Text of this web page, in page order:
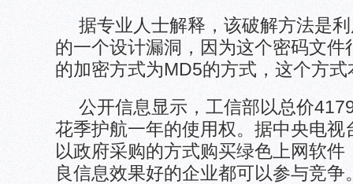
据专业人士解释，该破解方法是
的一个设计漏洞，因为这个密码文
的加密方式为MD5的方式，这个方
公开信息显示，工信部以总价
花季护航一年的使用权。据中央电视
以政府采购的方式购买绿色上网软
良信息效果好的企业都可以参与竞争